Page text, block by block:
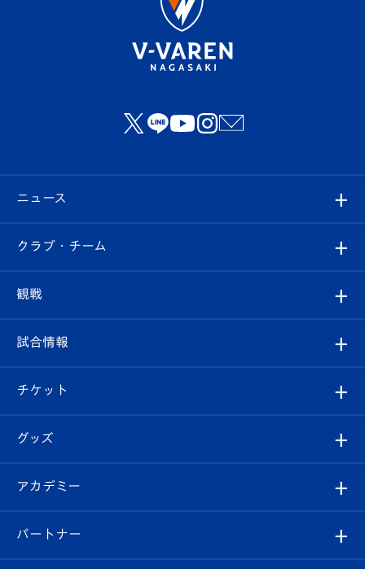
ニュース
すべて
クラブ
試合情報
チケット
イベント
メディア
クラブ・チーム
クラブ概要
エンブレム紹介
スタッフプロフィール
マスコット紹介
観戦
観戦ルール
はじめての観戦ガイド
Revive Team
ヴィヴィくんの長崎おもてなしガイド
試合情報
試合日程/結果
フォトギャラリー
スタジアムグルメ
チケット
チケット
V-LOVERS（ファンクラブ）
プレイヤーズスイート
グッズ
オンラインショップ
店舗情報
アカデミー
育成からのお知らせ
パートナー